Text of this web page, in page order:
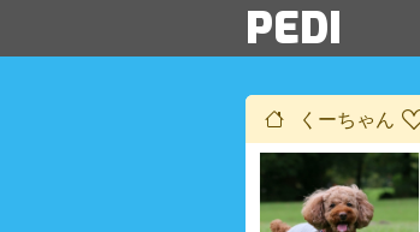
PEDI
くーちゃん